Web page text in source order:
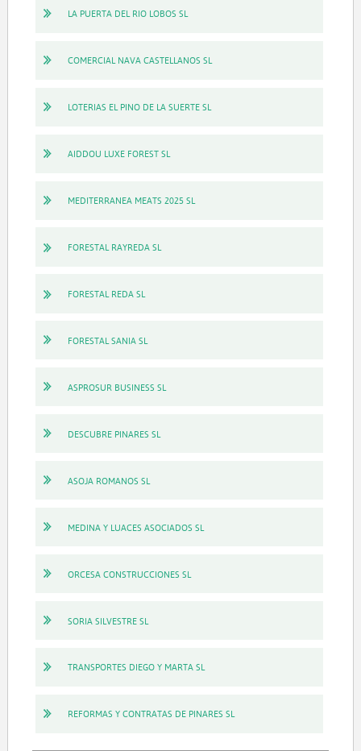
LA PUERTA DEL RIO LOBOS SL
COMERCIAL NAVA CASTELLANOS SL
LOTERIAS EL PINO DE LA SUERTE SL
AIDDOU LUXE FOREST SL
MEDITERRANEA MEATS 2025 SL
FORESTAL RAYREDA SL
FORESTAL REDA SL
FORESTAL SANIA SL
ASPROSUR BUSINESS SL
DESCUBRE PINARES SL
ASOJA ROMANOS SL
MEDINA Y LUACES ASOCIADOS SL
ORCESA CONSTRUCCIONES SL
SORIA SILVESTRE SL
TRANSPORTES DIEGO Y MARTA SL
REFORMAS Y CONTRATAS DE PINARES SL